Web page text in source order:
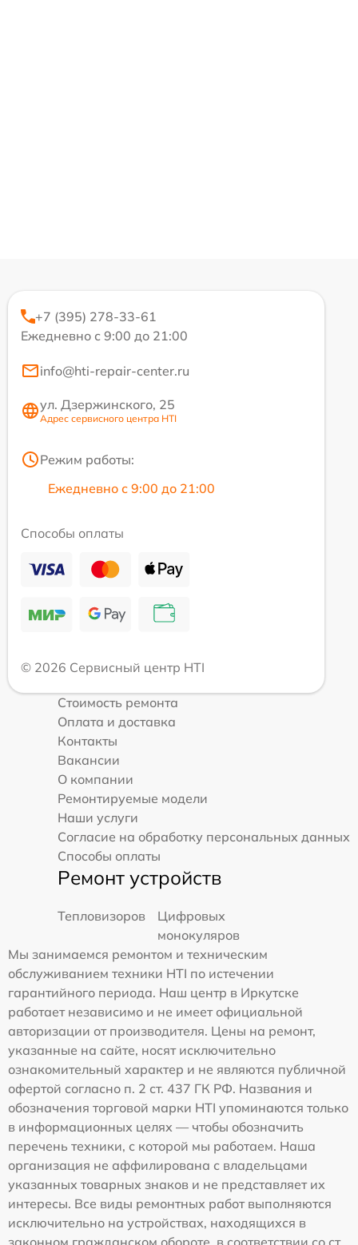
+7 (395) 278-33-61
Ежедневно с 9:00 до 21:00
info@hti-repair-center.ru
ул. Дзержинского, 25
Адрес сервисного центра HTI
Режим работы:
Ежедневно с 9:00 до 21:00
Способы оплаты
© 2026 Сервисный центр HTI
Стоимость ремонта
Оплата и доставка
Контакты
Вакансии
О компании
Ремонтируемые модели
Наши услуги
Согласие на обработку персональных данных
Способы оплаты
Ремонт устройств
Тепловизоров
Цифровых
монокуляров
Мы занимаемся ремонтом и техническим
обслуживанием техники HTI по истечении
гарантийного периода. Наш центр в Иркутске
работает независимо и не имеет официальной
авторизации от производителя. Цены на ремонт,
указанные на сайте, носят исключительно
ознакомительный характер и не являются публичной
офертой согласно п. 2 ст. 437 ГК РФ. Названия и
обозначения торговой марки HTI упоминаются только
в информационных целях — чтобы обозначить
перечень техники, с которой мы работаем. Наша
организация не аффилирована с владельцами
указанных товарных знаков и не представляет их
интересы. Все виды ремонтных работ выполняются
исключительно на устройствах, находящихся в
законном гражданском обороте, в соответствии со ст.